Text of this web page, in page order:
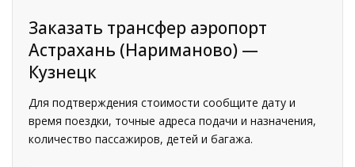
Заказать трансфер аэропорт
Астрахань (Нариманово) —
Кузнецк
Для подтверждения стоимости сообщите дату и
время поездки, точные адреса подачи и назначения,
количество пассажиров, детей и багажа.